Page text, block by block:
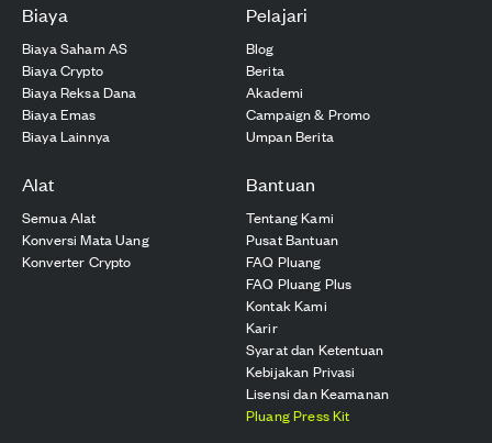
Biaya
Biaya Saham AS
Biaya Crypto
Biaya Reksa Dana
Biaya Emas
Biaya Lainnya
Pelajari
Blog
Berita
Akademi
Campaign & Promo
Umpan Berita
Alat
Semua Alat
Konversi Mata Uang
Konverter Crypto
Bantuan
Tentang Kami
Pusat Bantuan
FAQ Pluang
FAQ Pluang Plus
Kontak Kami
Karir
Syarat dan Ketentuan
Kebijakan Privasi
Lisensi dan Keamanan
Pluang Press Kit